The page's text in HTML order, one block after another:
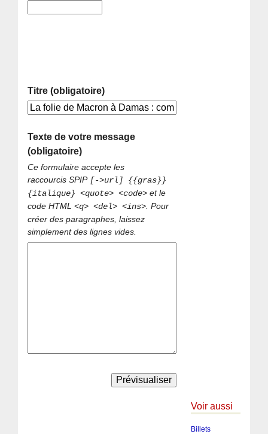
Titre (obligatoire)
Texte de votre message
(obligatoire)
Ce formulaire accepte les
raccourcis SPIP [->url] {{gras}}
{italique} <quote> <code> et le
code HTML<q> <del> <ins> . Pour
créer des paragraphes, laissez
simplement des lignes vides.
Voir aussi
Billets